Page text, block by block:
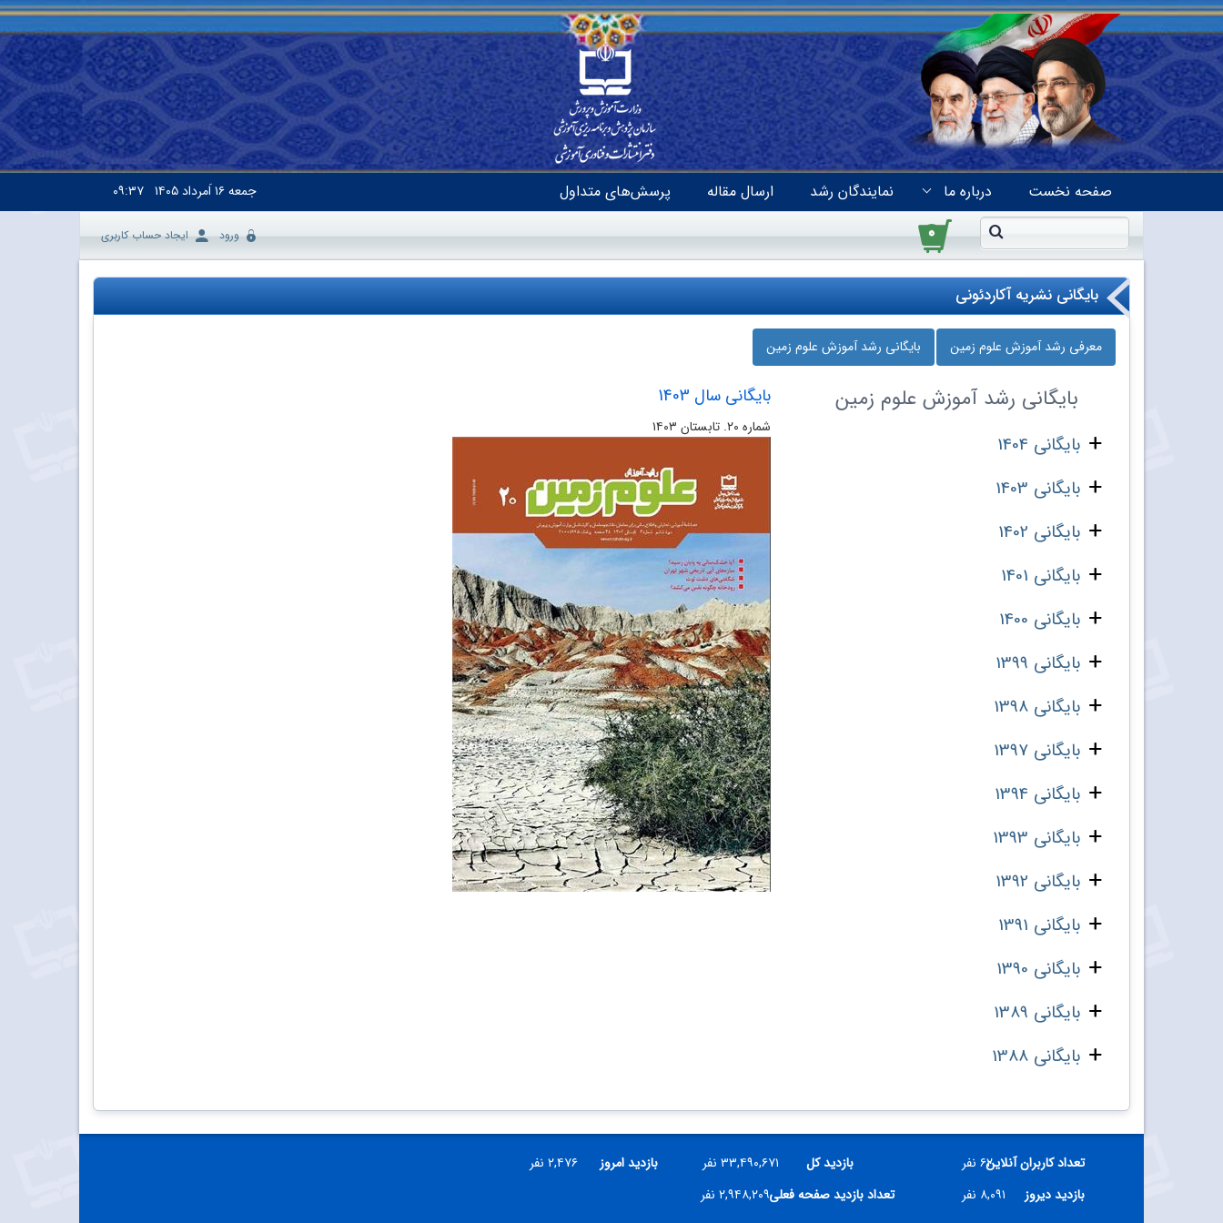
صفحه نخست درباره ما نمایندگان رشد ارسال مقاله پرسش‌های متداول جمعه۱۶ اَمرداد ۱۴۰۵ ۰۹:۳۷
۰ ورود ایجاد حساب کاربری
بایگانی نشریه آکاردئونی
معرفی رشد آموزش علوم زمین بایگانی رشد آموزش علوم زمین
بایگانی رشد آموزش علوم زمین
بایگانی 1404
بایگانی 1403
بایگانی 1402
بایگانی 1401
بایگانی 1400
بایگانی 1399
بایگانی 1398
بایگانی 1397
بایگانی 1394
بایگانی 1393
بایگانی 1392
بایگانی 1391
بایگانی 1390
بایگانی 1389
بایگانی 1388
بایگانی سال 1403
شماره ۲۰. تابستان ۱۴۰۳
تعداد کاربران آنلاین۶۲ نفر بازدید کل ۳۳,۴۹۰,۶۷۱ نفر بازدید امروز
۲,۴۷۶ نفر
بازدید دیروز
۸,۰۹۱ نفر تعداد بازدید صفحه فعلی۲,۹۴۸,۲۰۹ نفر